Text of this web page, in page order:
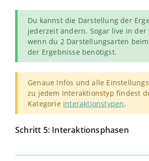
Du kannst die Darstellung der
jederzeit ändern. Sogar live in der
wenn du 2 Darstellungsarten
der Ergebnisse benötigst.
Genaue Infos und alle
zu jedem Interaktionstyp findest
Kategorie Interaktionstypen.
Schritt 5: Interaktionsphasen